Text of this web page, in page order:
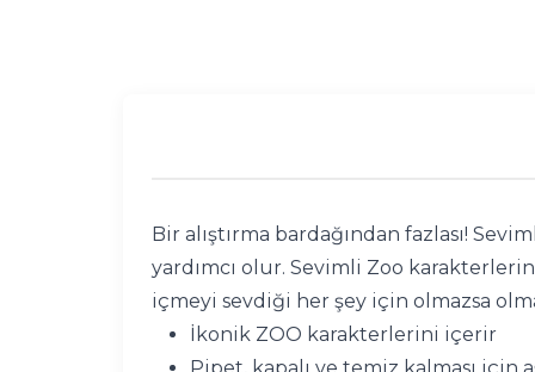
Bir alıştırma bardağından fazlası!
yardımcı olur. Sevimli Zoo
içmeyi sevdiği her şey için olmazsa
İkonik ZOO karakterlerini içerir
Pipet, kapalı ve temiz kalması için